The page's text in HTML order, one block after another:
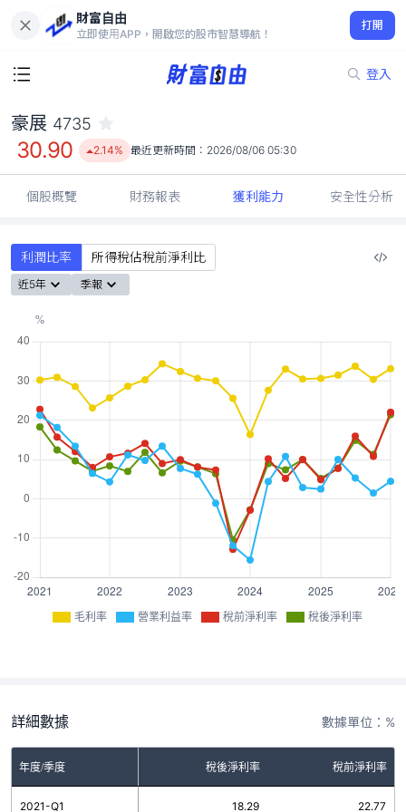
財富自由
立即使用APP，開啟您的股市智慧導航！
打開
登入
30.90
2.14%
豪展 4735
30.90 2.14% 最近更新時間： 2026/08/06 05:30
個股概覽 財務報表 獲利能力 安全性分析
利潤比率 所得稅佔稅前淨利比
近5年 季報
毛利率 營業利益率 稅前淨利率 稅後淨利率
詳細數據 數據單位：%
年度/季度 稅後淨利率 稅前淨利率
2021-Q1 18.29 22.77